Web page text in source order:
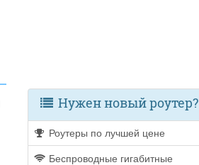
Нужен новый роутер?
Роутеры по лучшей цене
Беспроводные гигабитные